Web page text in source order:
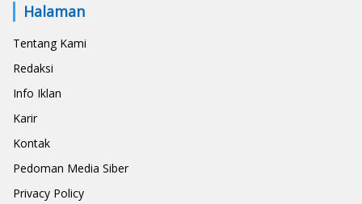
Halaman
Tentang Kami
Redaksi
Info Iklan
Karir
Kontak
Pedoman Media Siber
Privacy Policy